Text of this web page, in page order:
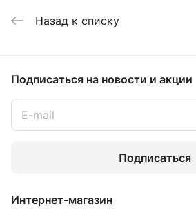
Назад к списку
Подписаться на новости и акции
Подписаться
Интернет-магазин